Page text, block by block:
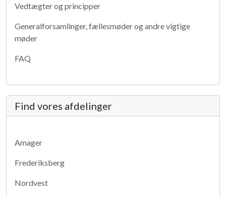
Vedtægter og principper
Generalforsamlinger, fællesmøder og andre vigtige
møder
FAQ
Find vores afdelinger
Amager
Frederiksberg
Nordvest